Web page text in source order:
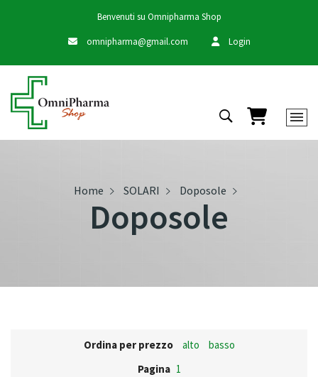
Benvenuti su Omnipharma Shop
omnipharma@gmail.com Login
Carrello
Home SOLARI Doposole
Doposole
Ordina per prezzo alto
basso
Pagina 1